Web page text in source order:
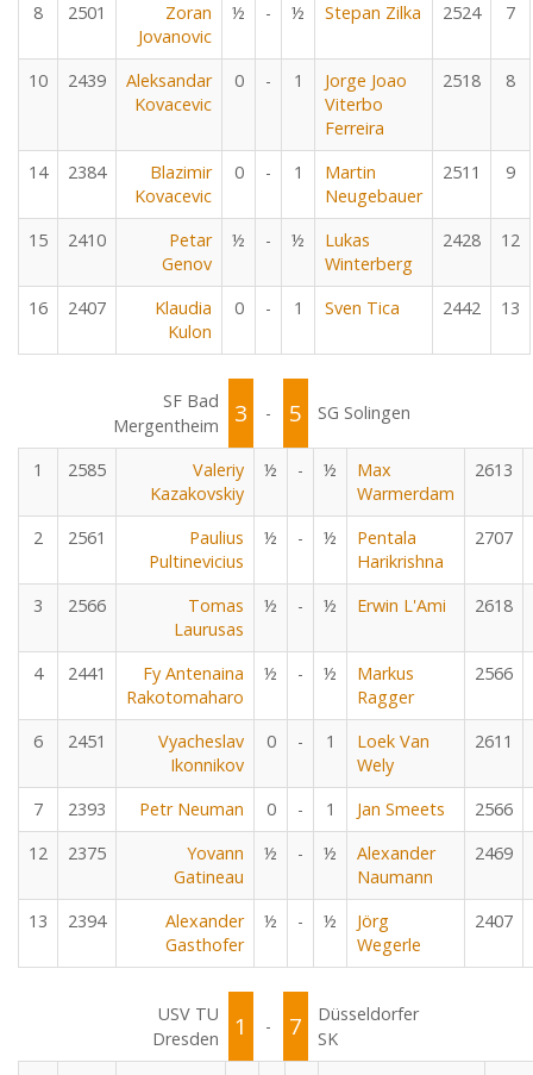
8 2501
Zoran
Jovanovic
½ - ½ Stepan Zilka 2524 7
10 2439
Aleksandar
Kovacevic
0 - 1
Jorge Joao
Viterbo
Ferreira
2518 8
14 2384
Blazimir
Kovacevic
0 - 1
Martin
Neugebauer
2511 9
15 2410
Petar
Genov
½ - ½
Lukas
Winterberg
2428 12
16 2407
Klaudia
Kulon
0 - 1 Sven Tica 2442 13
SF Bad
Mergentheim
3 - 5 SG Solingen
1 2585
Valeriy
Kazakovskiy
½ - ½
Max
Warmerdam
2613
2 2561
Paulius
Pultinevicius
½ - ½
Pentala
Harikrishna
2707
3 2566
Tomas
Laurusas
½ - ½ Erwin L'Ami 2618
4 2441
Fy Antenaina
Rakotomaharo
½ - ½
Markus
Ragger
2566
6 2451
Vyacheslav
Ikonnikov
0 - 1
Loek Van
Wely
2611
7 2393 Petr Neuman 0 - 1 Jan Smeets
2566
12
2375
Yovann
Gatineau
½ - ½
Alexander
Naumann
2469
13 2394
Alexander
Gasthofer
½ - ½
Jörg
Wegerle
2407
USV TU
Dresden
1 - 7
Düsseldorfer
SK